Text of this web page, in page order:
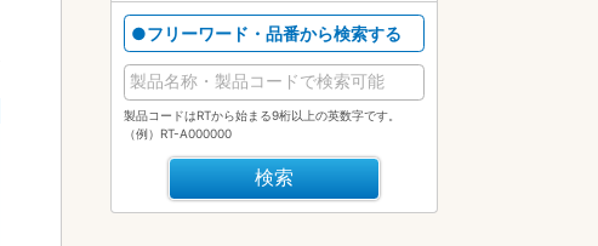
●フリーワード・品番から検索する
製品コードはRTから始まる9桁以上の英数字です。
（例）RT-A000000